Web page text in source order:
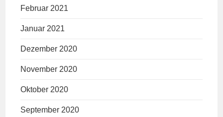
Februar 2021
Januar 2021
Dezember 2020
November 2020
Oktober 2020
September 2020